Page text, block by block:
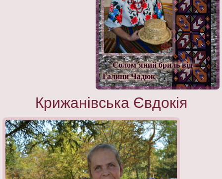
Cолом´яний бриль від
Галини Чадюк
Крижанівська Євдокія